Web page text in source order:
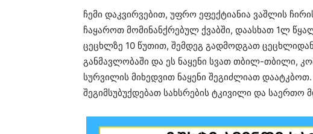
ჩემი დაკვირვებით, უფრო ეფექტიანია ვაშლის
ჩაყაროთ მომინანქრებულ ქვაბში, დაასხათ 1ლ
ცეცხლზე 10 წუთით, შემდეგ გადმოდგათ
განმავლობაში და ეს ნაყენი სვათ თბილ-თბილი,
სურვილის მიხედვით ნაყენი შეგიძლიათ
შეგიმსუბუქდებათ სახსრების ტკივილი და საერთო